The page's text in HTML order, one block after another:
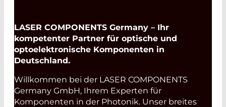
LASER COMPONENTS Germany – Ihr
kompetenter Partner für optische und
optoelektronische Komponenten in
Deutschland.
Willkommen bei der LASER COMPONENTS
Germany GmbH, Ihrem Experten für
Komponenten in der Photonik. Unser breites